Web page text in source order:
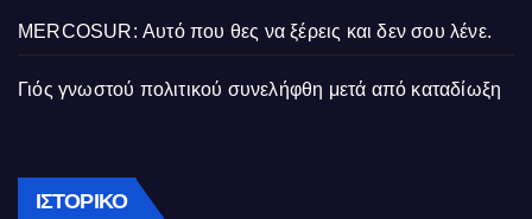
MERCOSUR: Αυτό που θες να ξέρεις και δεν σου λένε.
Γιός γνωστού πολιτικού συνελήφθη μετά από καταδίωξη
ΙΣΤΟΡΙΚΌ Ιστορικό